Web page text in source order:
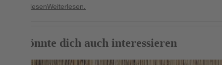
WeiterlesenWeiterlesen.
Das könnte dich auch interessieren